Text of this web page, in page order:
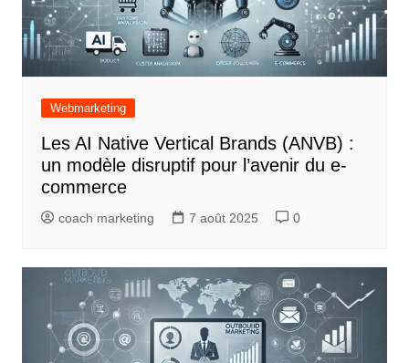
Webmarketing
Les AI Native Vertical Brands (ANVB) :
un modèle disruptif pour l’avenir du e-
commerce
coach marketing 7 août 2025 0